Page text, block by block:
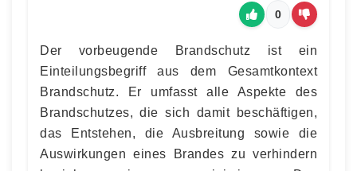
0
Der vorbeugende Brandschutz ist ein
Einteilungsbegriff aus dem Gesamtkontext
Brandschutz. Er umfasst alle Aspekte des
Brandschutzes, die sich damit beschäftigen,
das Entstehen, die Ausbreitung sowie die
Auswirkungen eines Brandes zu verhindern